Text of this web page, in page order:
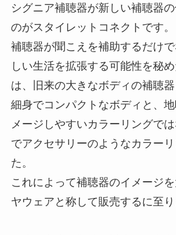
シグニア補聴器が新しい補聴器
のがスタイレットコネクトです。
補聴器が聞こえを補助するだけ
しい生活を拡張する可能性を秘
は、旧来の大きなボディの補聴
細身でコンパクトなボディと、
メージしやすいカラーリングで
でアクセサリーのようなカラー
た。
これによって補聴器のイメージ
ヤウェアと称して販売するに至り